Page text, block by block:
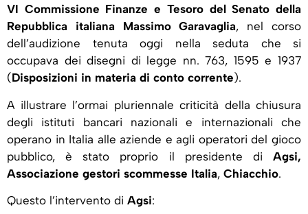
VI Commissione Finanze e Tesoro del Senato della
Repubblica italiana
Massimo Garavaglia, nel corso
dell’audizione tenuta oggi nella seduta che si
occupava dei disegni di legge nn. 763, 1595 e 1937
(Disposizioni in materia di conto corrente).
A illustrare l’ormai pluriennale criticità della chiusura
degli istituti bancari nazionali e internazionali che
operano in Italia alle aziende e agli operatori del gioco
pubblico, è stato proprio il presidente di Agsi,
Associazione gestori scommesse Italia, Chiacchio.
Questo l’intervento di Agsi: